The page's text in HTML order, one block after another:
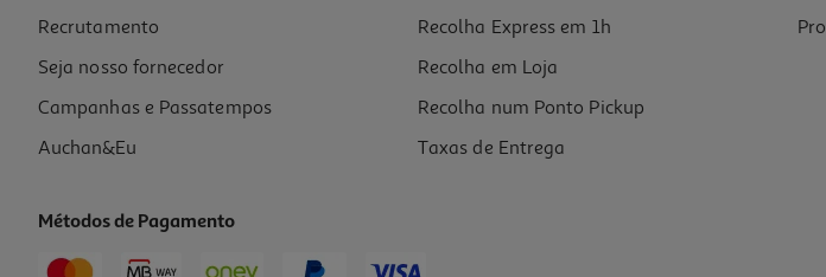
259,99 €
Recrutamento
Seja nosso fornecedor
Campanhas e Passatempos
Auchan&Eu
Recolha Express em 1h
Recolha em Loja
Recolha num Ponto Pickup
Taxas de Entrega
Métodos de Pagamento